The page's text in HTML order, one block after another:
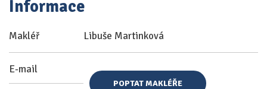
Informace
Makléř Libuše Martinková
E-mail
POPTAT MAKLÉŘE